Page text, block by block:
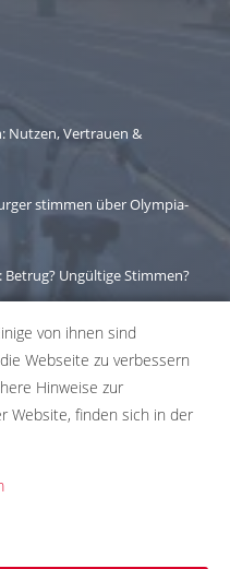
Nutzen, Vertrauen &
stimmen über Olympia-
Ungültige Stimmen?
Daten und Informationen
so aktuell wie
einen Fehler in unserer
hilf uns bei der
Wir übernehmen
Korrektheit und
von ihnen sind
Webseite zu verbessern
Hinweise zur
Website, finden sich in der